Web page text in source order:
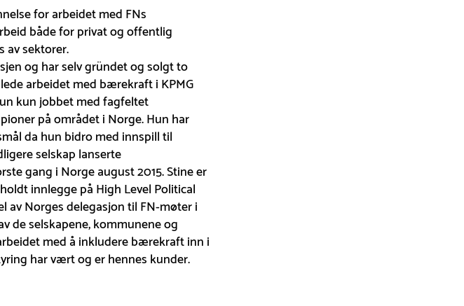
for arbeidet med FNs
både for privat og offentlig
av sektorer.
og har selv gründet og solgt to
arbeidet med bærekraft i KPMG
kun jobbet med fagfeltet
på området i Norge. Hun har
da hun bidro med innspill til
selskap lanserte
gang i Norge august 2015. Stine er
innlegge på High Level Political
av Norges delegasjon til FN-møter i
de selskapene, kommunene og
med å inkludere bærekraft inn i
har vært og er hennes kunder.